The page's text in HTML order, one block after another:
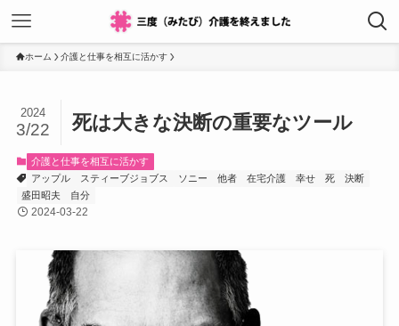
ホーム 介護と仕事を相互に活かす
死は大きな決断の重要なツール
2024
3/22
介護と仕事を相互に活かす
アップル
スティーブジョブス ソニー 他者 在宅介護 幸せ 死
決断
盛田昭夫
自分
2024-03-22